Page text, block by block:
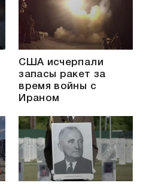
США исчерпали
запасы ракет за
время войны с
Ираном